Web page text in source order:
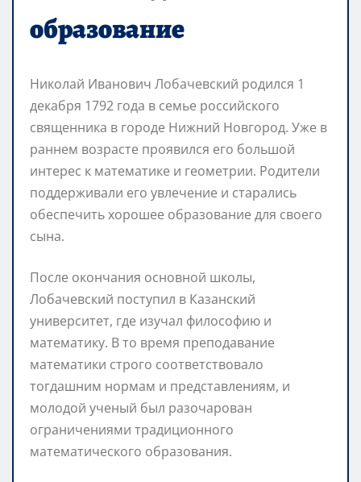
образование
Николай Иванович Лобачевский родился 1
декабря 1792 года в семье российского
священника в городе Нижний Новгород. Уже в
раннем возрасте проявился его большой
интерес к математике и геометрии. Родители
поддерживали его увлечение и старались
обеспечить хорошее образование для своего
сына.
После окончания основной школы,
Лобачевский поступил в Казанский
университет, где изучал философию и
математику. В то время преподавание
математики строго соответствовало
тогдашним нормам и представлениям, и
молодой ученый был разочарован
ограничениями традиционного
математического образования.